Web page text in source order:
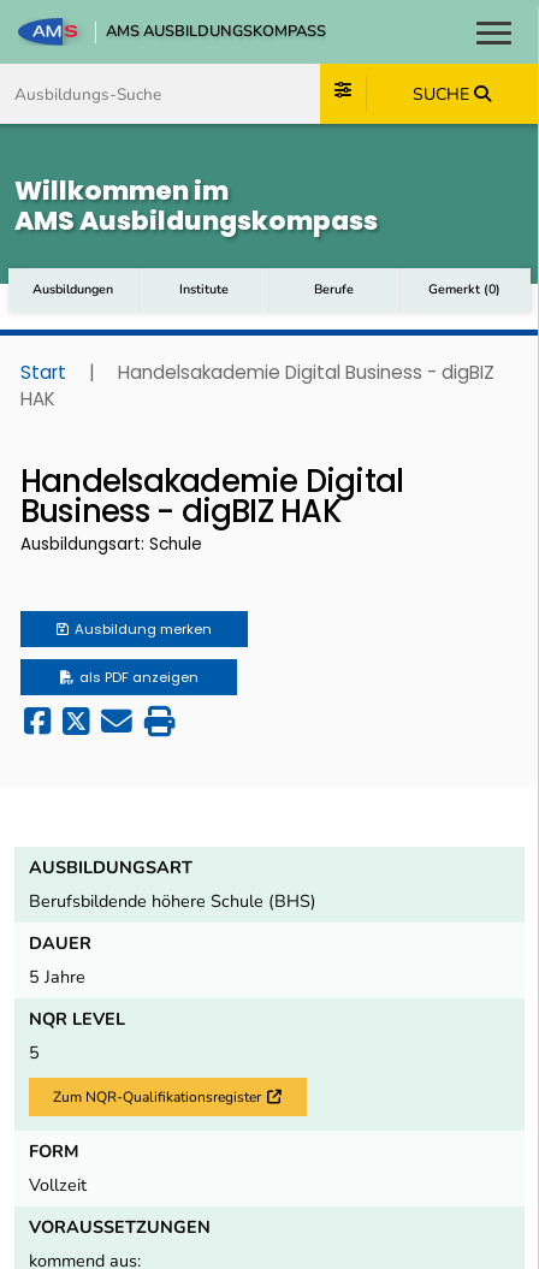
AMS AUSBILDUNGSKOMPASS
SUCHE
Willkommen im
AMS Ausbildungskompass
Ausbildungen Institute Berufe Gemerkt (0)
Start |
Handelsakademie Digital Business - digBIZ
HAK
Handelsakademie Digital
Business - digBIZ HAK
Ausbildungsart: Schule
Ausbildung merken
als PDF anzeigen
AUSBILDUNGSART
Berufsbildende höhere Schule (BHS)
DAUER
5 Jahre
NQR LEVEL
5
Zum NQR-Qualifikationsregister Externer Link
FORM
Vollzeit
VORAUSSETZUNGEN
kommend aus: